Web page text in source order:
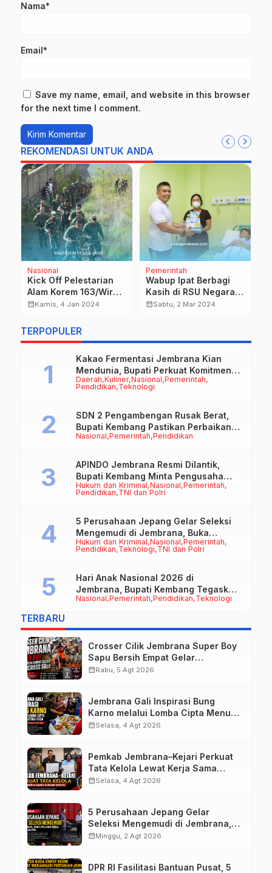
Nama*
Email*
Save my name, email, and website in this browser
for the next time I comment.
REKOMENDASI UNTUK ANDA
Nasional
Kick Off Pelestarian
Alam Korem 163/Wira
Satya Tanam Pohon
Lingkungan
calendar_monthKamis, 4 Jan 2024
Pemerintah
Wabup Ipat Berbagi
Kasih di RSU Negara
di HUT Ke III Tahun
calendar_monthSabtu, 2 Mar 2024
TERPOPULER
Daerah Kuliner Nasional Pemerintah
Pendidikan Teknologi
Kakao Fermentasi Jembrana Kian
Mendunia, Bupati Perkuat Komitmen
pada Standar Mutu dan Keberlanjutan
Nasional Pemerintah Pendidikan
SDN 2 Pengambengan Rusak Berat,
Bupati Kembang Pastikan Perbaikan
Jadi Prioritas
Hukum dan Kriminal Nasional Pemerintah
Pendidikan TNI dan Polri
APINDO Jembrana Resmi Dilantik,
Bupati Kembang Minta Pengusaha
Jadi Motor Penggerak Ekonomi
Hukum dan Kriminal Nasional Pemerintah
Pendidikan Teknologi TNI dan Polri
5 Perusahaan Jepang Gelar Seleksi
Mengemudi di Jembrana, Buka
Peluang Kerja bagi Calon PMI
Nasional Pemerintah Pendidikan Teknologi
Hari Anak Nasional 2026 di
Jembrana, Bupati Kembang Tegaskan
Pentingnya Karakter dan Budaya di
TERBARU
Crosser Cilik Jembrana Super Boy
Sapu Bersih Empat Gelar
Motocross 50cc
calendar_monthRabu, 5 Agt 2026
Jembrana Gali Inspirasi Bung
Karno melalui Lomba Cipta Menu
Mustika Rasa
calendar_monthSelasa, 4 Agt 2026
Pemkab Jembrana–Kejari Perkuat
Tata Kelola Lewat Kerja Sama
Hukum Datun
calendar_monthSelasa, 4 Agt 2026
5 Perusahaan Jepang Gelar
Seleksi Mengemudi di Jembrana,
Buka Peluang Kerja bagi Calon PMI
calendar_monthMinggu, 2 Agt 2026
DPR RI Fasilitasi Bantuan Pusat, 5